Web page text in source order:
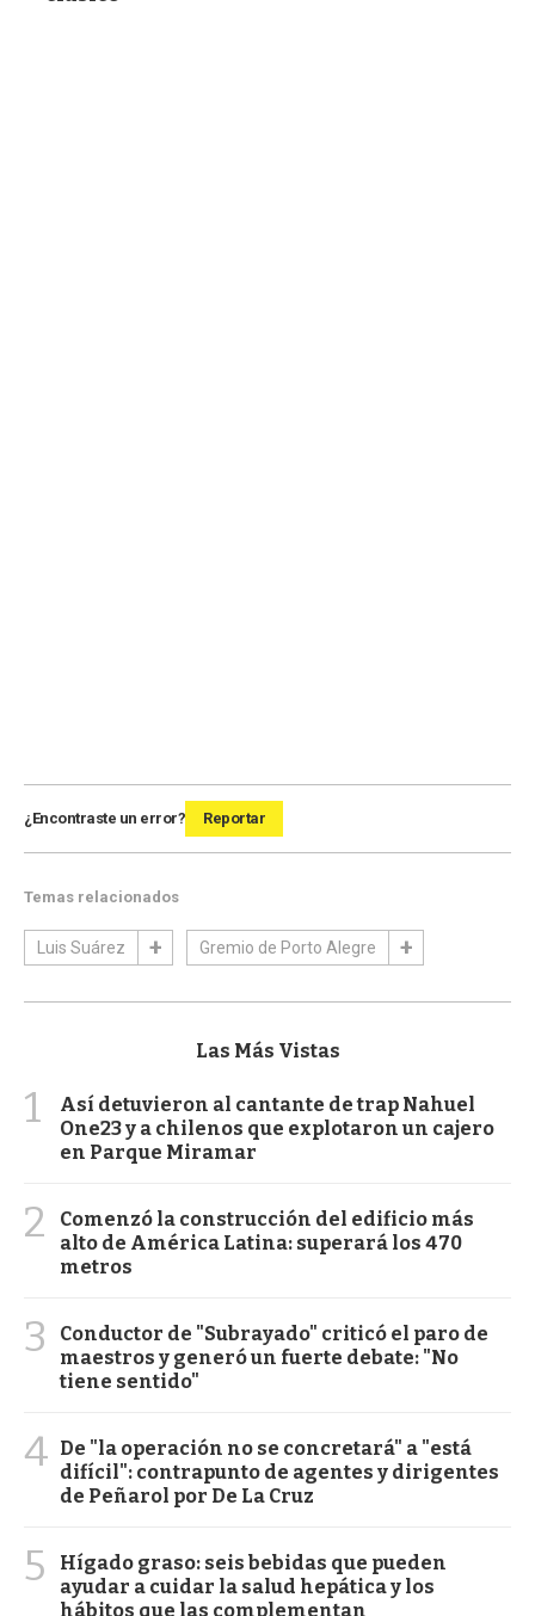
¿Encontraste un error? Reportar
Temas relacionados
Luis Suárez Gremio de Porto Alegre
Las Más Vistas
1
Así detuvieron al cantante de trap Nahuel
One23 y a chilenos que explotaron un cajero
en Parque Miramar
2
Comenzó la construcción del edificio más
alto de América Latina: superará los 470
metros
3
Conductor de "Subrayado" criticó el paro de
maestros y generó un fuerte debate: "No
tiene sentido"
4 De "la operación no se concretará" a "está
difícil": contrapunto de agentes y dirigentes
de Peñarol por De La Cruz
5
Hígado graso: seis bebidas que pueden
ayudar a cuidar la salud hepática y los
hábitos que las complementan